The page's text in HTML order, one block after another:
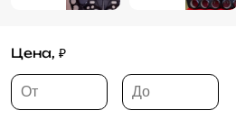
Цена, ₽